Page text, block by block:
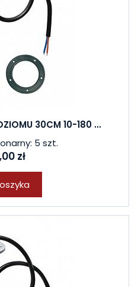
30CM 10-180 ...
5 szt.
zł